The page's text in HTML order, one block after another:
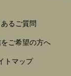
るご質問
ご希望の方へ
トマップ